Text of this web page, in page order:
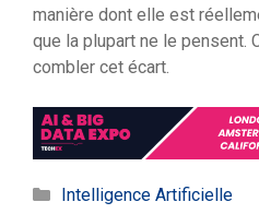
manière dont elle est
que la plupart ne le pensent.
combler cet écart.
Catégories
Intelligence Artificielle